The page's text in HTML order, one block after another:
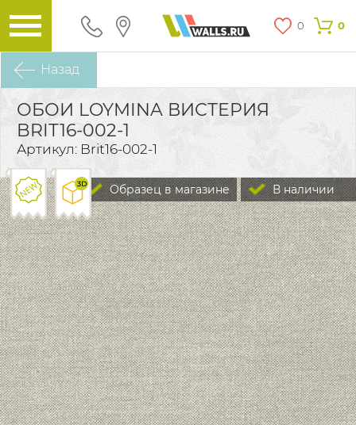
0 0
Назад
ОБОИ LOYMINA ВИСТЕРИЯ
BRIT16-002-1
Артикул: Brit16-002-1
В наличии
Образец в магазине